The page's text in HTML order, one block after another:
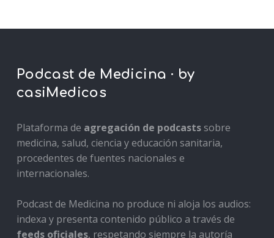
Podcast de Medicina · by
casiMedicos
Plataforma de agregación de podcastssobre
medicina, salud, ciencia y educación sanitaria,
procedentes de fuentes nacionales e
internacionales.
Podcast de Medicina no produce ni aloja los audios:
indexa y presenta contenido público a través de
feeds oficiales, respetando siempre la autoría